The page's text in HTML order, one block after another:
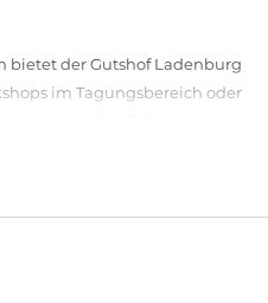
bietet der Gutshof Ladenburg
im Tagungsbereich oder
Anwesens mit moderner
Erlebnis macht.